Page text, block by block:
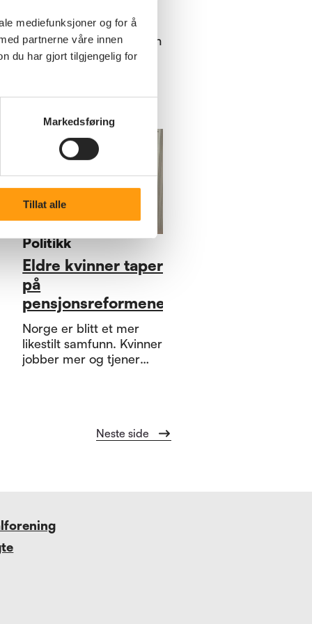
mediefunksjoner og for å
partnerne våre innen
du har gjort tilgjengelig for
Markedsføring
Tillat alle
pensjon
Når stortinget nå går inn
i sluttfasen i
for 2026, vil
Pensjonistforbundet
Østfold spesielt be om
et kronetillegg til de
med lavest pensjon og
trygd.
Politikk
Eldre kvinner taper
på
pensjonsreformene
Norge er blitt et mer
likestilt samfunn. Kvinner
jobber mer og tjener
kvinner som betaler
Neste side